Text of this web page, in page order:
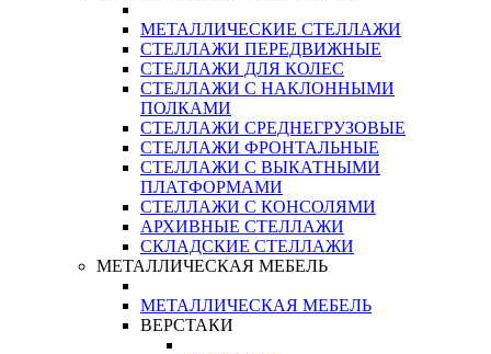
МЕТАЛЛИЧЕСКИЕ СТЕЛЛАЖИ
СТЕЛЛАЖИ ПЕРЕДВИЖНЫЕ
СТЕЛЛАЖИ ДЛЯ КОЛЕС
СТЕЛЛАЖИ С НАКЛОННЫМИ
ПОЛКАМИ
СТЕЛЛАЖИ СРЕДНЕГРУЗОВЫЕ
СТЕЛЛАЖИ ФРОНТАЛЬНЫЕ
СТЕЛЛАЖИ С ВЫКАТНЫМИ
ПЛАТФОРМАМИ
СТЕЛЛАЖИ С КОНСОЛЯМИ
АРХИВНЫЕ СТЕЛЛАЖИ
СКЛАДСКИЕ СТЕЛЛАЖИ
МЕТАЛЛИЧЕСКАЯ МЕБЕЛЬ
МЕТАЛЛИЧЕСКАЯ МЕБЕЛЬ
ВЕРСТАКИ